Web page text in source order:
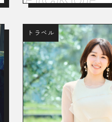
トラベル